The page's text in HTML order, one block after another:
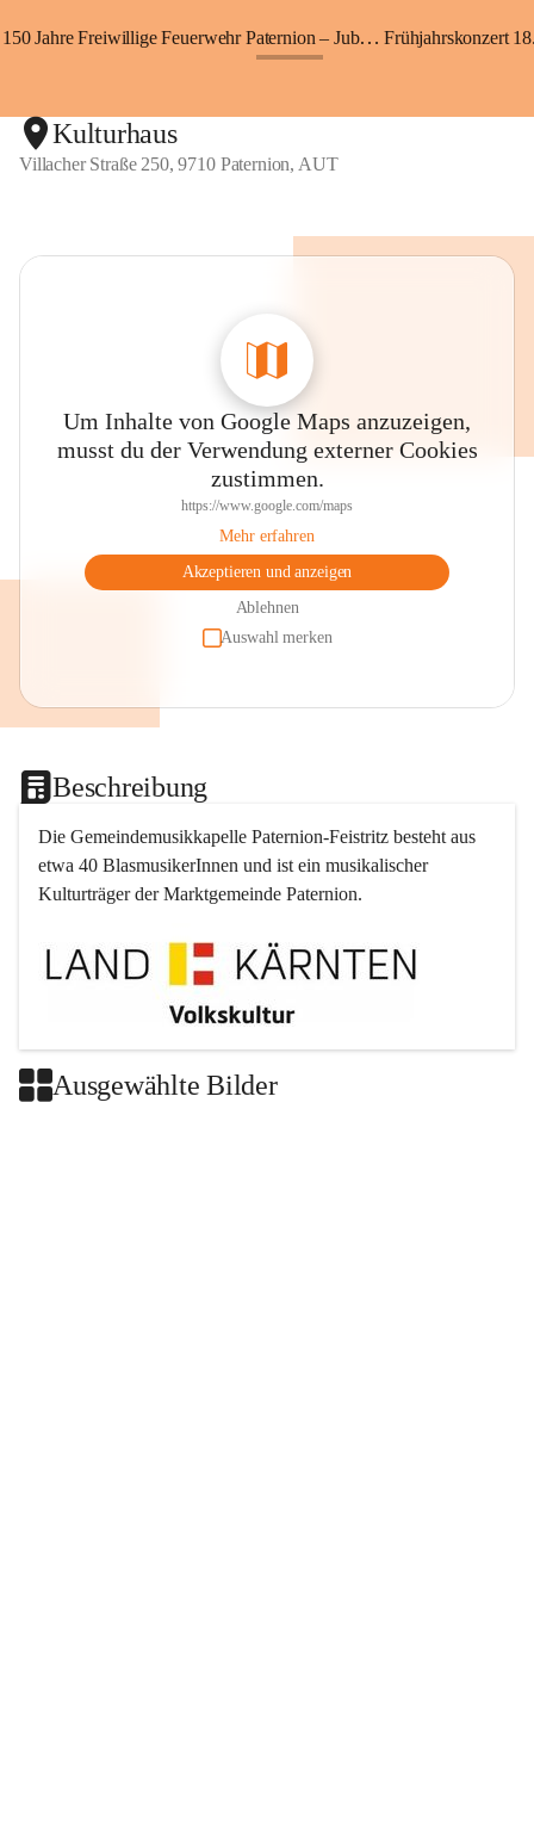
150 Jahre Freiwillige Feuerwehr Paternion – Jubiläumsfest Frühjahrskonzert
Kulturhaus
Villacher Straße 250, 9710 Paternion, AUT
Um Inhalte von Google Maps anzuzeigen,
musst du der Verwendung externer Cookies
zustimmen.
https://www.google.com/maps
Mehr erfahren
Akzeptieren und anzeigen
Ablehnen
Auswahl merken
Beschreibung
Die Gemeindemusikkapelle Paternion-Feistritz besteht aus
etwa 40 BlasmusikerInnen und ist ein musikalischer
Kulturträger der Marktgemeinde Paternion.
Ausgewählte Bilder